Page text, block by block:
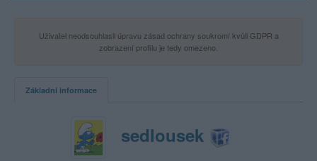
Uživatel neodsouhlasil úpravu zásad ochrany soukromí kvůli GDPR a
zobrazení profilu je tedy omezeno.
Základní informace
sedlousek